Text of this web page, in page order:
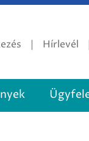
Hírlevél